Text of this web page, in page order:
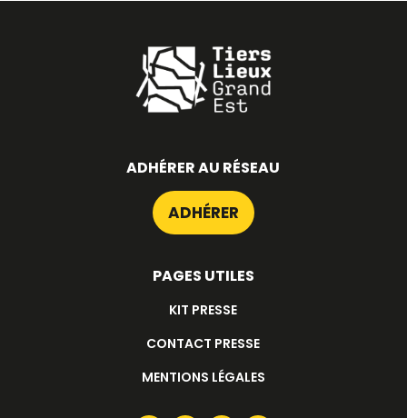
ADHÉRER AU RÉSEAU
ADHÉRER
PAGES UTILES
KIT PRESSE
CONTACT PRESSE
MENTIONS LÉGALES